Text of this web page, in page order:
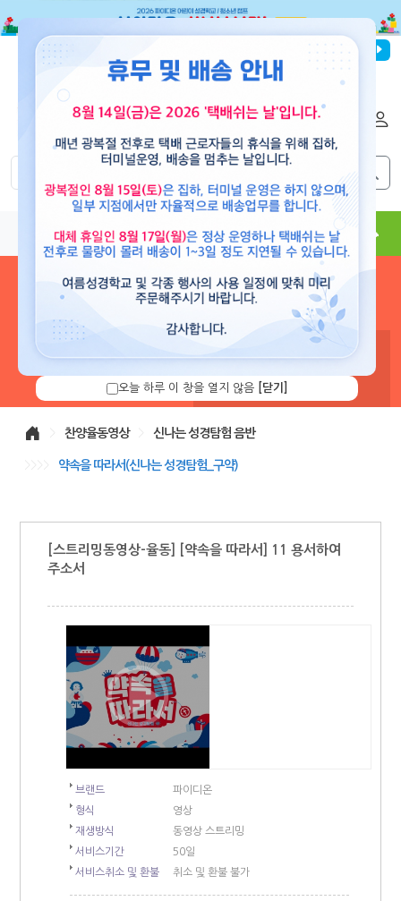
파이디온선교회
도서 뮤직 용품 현수막 콘텐츠
로그인 하시면 보유 캐쉬 확
니다.
찬양율동영상 신나는 성경탐험 음반
약속을 따라서(신나는 성경탐험_구약)
[스트리밍동영상-율동] [약속을 따라서] 11 용서하여
주소서
브랜드
파이디온
형식
영상
재생방식
동영상 스트리밍
서비스기간
50일
서비스취소 및 환불
취소 및 환불 불가
오늘 하루 이 창을 열지 않음 [닫기]